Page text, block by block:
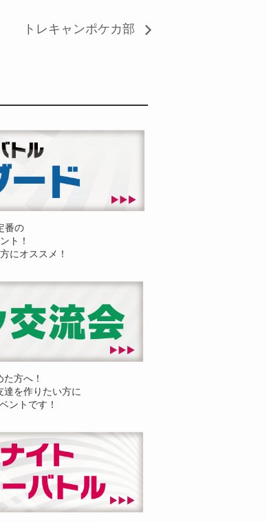
トレキャンポケカ部
番の
ト！
にオススメ！
方へ！
達を作りたい方に
ントです！